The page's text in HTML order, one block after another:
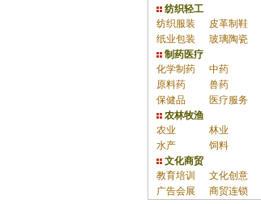
纺织轻工
纺织服装
皮革制鞋
纸业包装
玻璃陶瓷
制药医疗
化学制药
中药
原料药
兽药
保健品
医疗服务
农林牧渔
农业
林业
水产
饲料
文化商贸
教育培训
文化创意
广告会展
商贸连锁